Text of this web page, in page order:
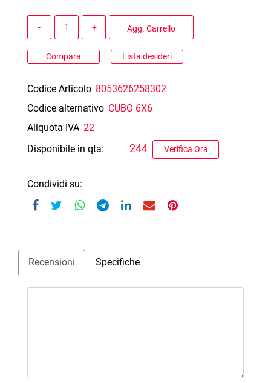
Agg. Carrello
Compara Lista desideri
Codice Articolo 8053626258302
Codice alternativo CUBO 6X6
Aliquota IVA 22
Disponibile in qta:
Verifica Ora
244
Condividi su:
Recensioni Specifiche